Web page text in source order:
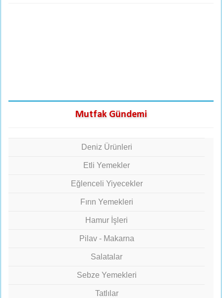
Mutfak Gündemi
Deniz Ürünleri
Etli Yemekler
Eğlenceli Yiyecekler
Fırın Yemekleri
Hamur İşleri
Pilav - Makarna
Salatalar
Sebze Yemekleri
Tatlılar